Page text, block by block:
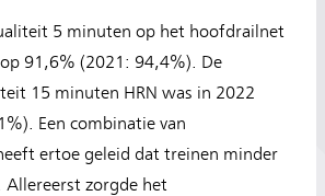
5 minuten op het hoofdrailnet
91,6% (2021: 94,4%). De
15 minuten HRN was in 2022
Een combinatie van
ertoe geleid dat treinen minder
Allereerst zorgde het